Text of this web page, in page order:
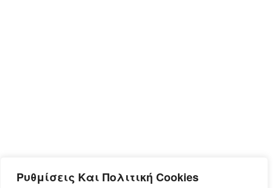
Ρυθμίσεις Και Πολιτική Cookies